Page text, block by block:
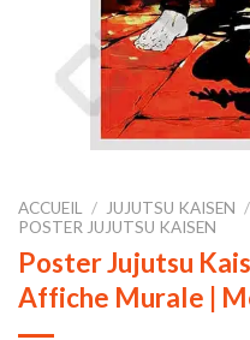
ACCUEIL / JUJUTSU KAISEN /
POSTER JUJUTSU KAISEN
Poster Jujutsu
Affiche Murale |